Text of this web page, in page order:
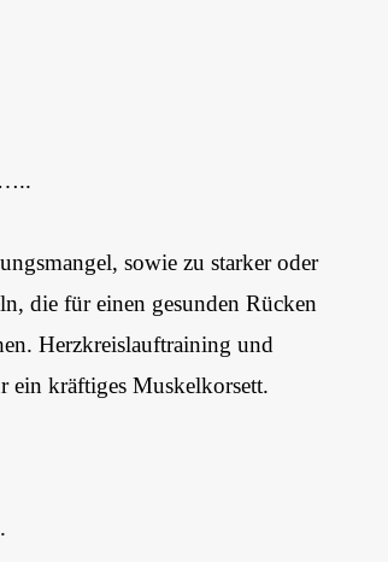
sowie zu starker oder
die für einen gesunden Rücken
Herzkreislauftraining und
ein kräftiges Muskelkorsett.